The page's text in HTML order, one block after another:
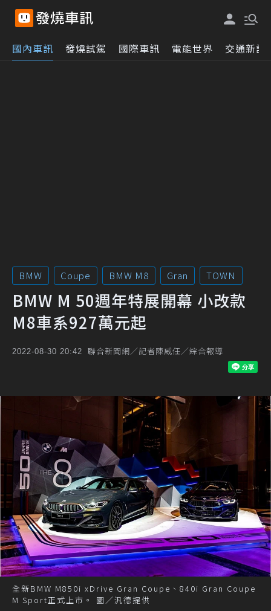
國內車訊 發燒試駕 國際車訊 電能世界 交通新訊
BMW Coupe BMW M8 Gran TOWN
BMW M 50週年特展開幕 小改款
M8車系927萬元起
2022-08-30 20:42 聯合新聞網／記者陳威任／綜合報導
全新BMW M850i xDrive Gran Coupe、840i Gran Coupe
M Sport正式上市。 圖／汎德提供